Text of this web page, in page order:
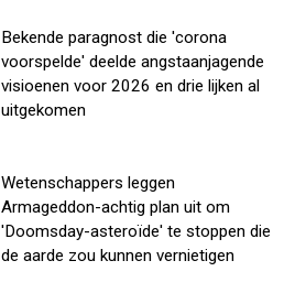
Bekende paragnost die 'corona
voorspelde' deelde angstaanjagende
visioenen voor 2026 en drie lijken al
uitgekomen
Wetenschappers leggen
Armageddon-achtig plan uit om
'Doomsday-asteroïde' te stoppen die
de aarde zou kunnen vernietigen